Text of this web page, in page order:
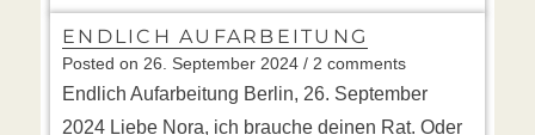
ENDLICH AUFARBEITUNG
Posted on26. September 2024 / 2 comments
Endlich Aufarbeitung Berlin, 26. September
2024 Liebe Nora, ich brauche deinen Rat. Oder